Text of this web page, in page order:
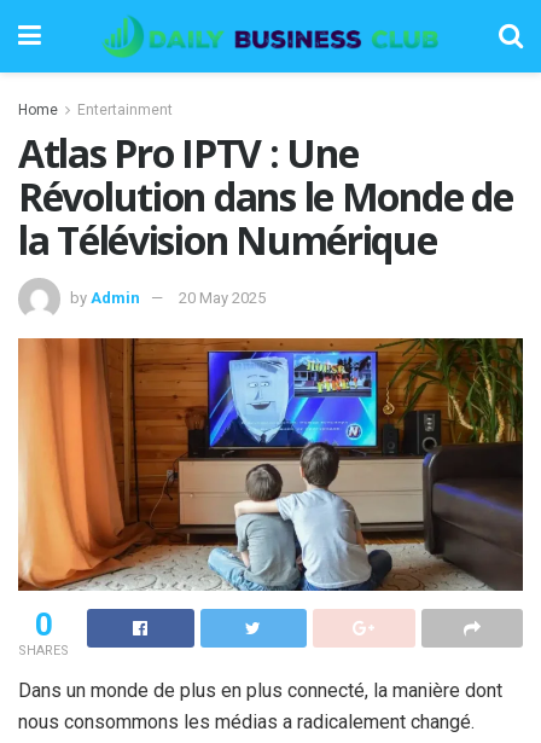
Home Entertainment
Atlas Pro IPTV : Une
Révolution dans le Monde de
la Télévision Numérique
by Admin 20 May 2025
0
SHARES
Dans un monde de plus en plus connecté, la manière dont
nous consommons les médias a radicalement changé.